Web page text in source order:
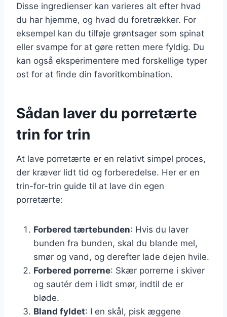
Disse ingredienser kan varieres alt efter hvad
du har hjemme, og hvad du foretrækker. For
eksempel kan du tilføje grøntsager som spinat
eller svampe for at gøre retten mere fyldig. Du
kan også eksperimentere med forskellige typer
ost for at finde din favoritkombination.
Sådan laver du porretærte
trin for trin
At lave porretærte er en relativt simpel proces,
der kræver lidt tid og forberedelse. Her er en
trin-for-trin guide til at lave din egen
porretærte:
Forbered tærtebunden: Hvis du laver
bunden fra bunden, skal du blande mel,
smør og vand, og derefter lade dejen hvile.
Forbered porrerne: Skær porrerne i skiver
og sautér dem i lidt smør, indtil de er
bløde.
Bland fyldet: I en skål, pisk æggene